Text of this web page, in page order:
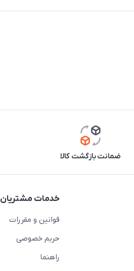
ضمانت بازگشت کالا
خدمات مشتریان
قوانین و مقررات
حریم خصوصی
راهنما